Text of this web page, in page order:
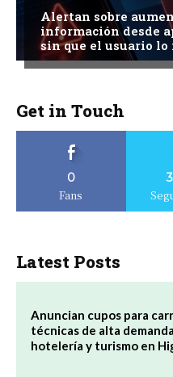
Alertan sobre
información desde
sin que el usuario lo
Get in Touch
0
Fans
Latest Posts
Anuncian cupos para
técnicas de alta
hotelería y turismo en